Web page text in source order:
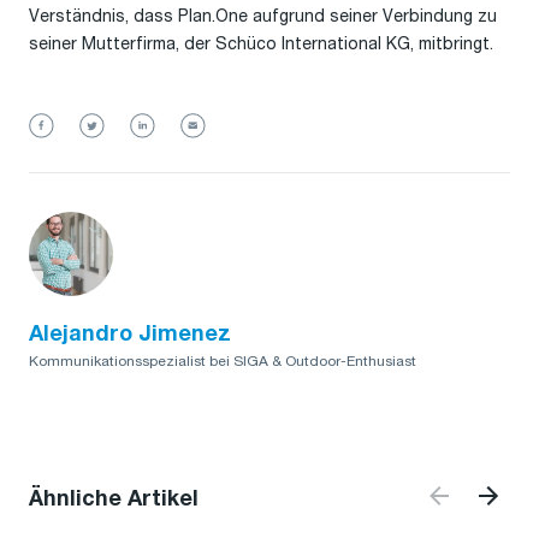
Verständnis, dass Plan.One aufgrund seiner Verbindung zu
seiner Mutterfirma, der Schüco International KG, mitbringt.
Alejandro Jimenez
Kommunikationsspezialist bei SIGA & Outdoor-Enthusiast
Ähnliche Artikel